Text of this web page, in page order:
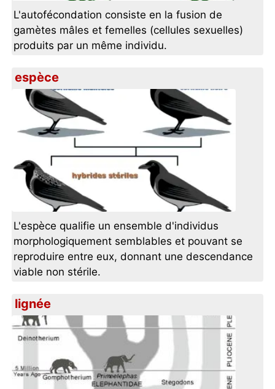
L'autofécondation consiste en la fusion de
gamètes mâles et femelles (cellules sexuelles)
produits par un même individu.
espèce
L'espèce qualifie un ensemble d'individus
morphologiquement semblables et pouvant se
reproduire entre eux, donnant une descendance
viable non stérile.
lignée